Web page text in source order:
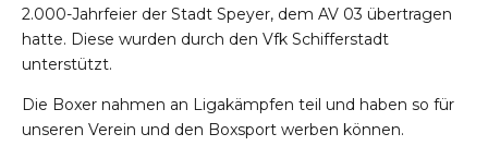
2.000-Jahrfeier der Stadt Speyer, dem AV 03 übertragen
hatte. Diese wurden durch den Vfk Schifferstadt
unterstützt.
Die Boxer nahmen an Ligakämpfen teil und haben so für
unseren Verein und den Boxsport werben können.